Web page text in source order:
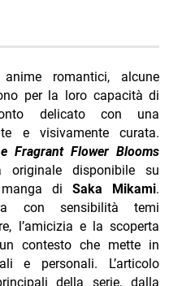
oltre l’aspetto
nel racconto
dell’anime romantico
romantico Netflix
shark
8 agosto 2026 Rai 1 Liorni
dei giochi stasera su TV8
romantici, alcune
per la loro capacità di
delicato con una
e visivamente curata.
Fragrant Flower Blooms
originale disponibile su
manga diSaka Mikami.
con sensibilità temi
l’amicizia e la scoperta
contesto che mette in
e personali. L’articolo
della serie, dalla